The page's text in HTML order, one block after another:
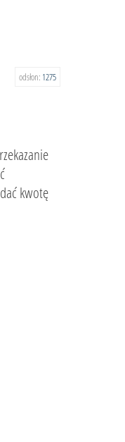
odsłon: 1275
kwotę